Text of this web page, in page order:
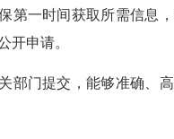
第一时间获取所需信息
开申请。
部门提交，能够准确、